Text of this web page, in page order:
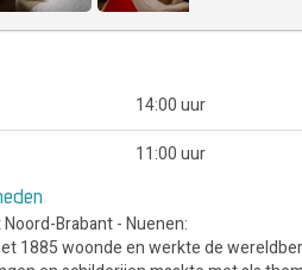
14:00 uur
11:00 uur
Brabant - Nuenen:
1885 woonde en werkte de